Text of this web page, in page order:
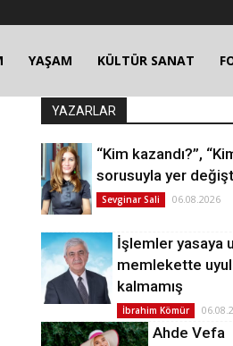
YAŞAM KÜLTÜR SANAT
YAZARLAR
“Kim kazandı?”,
sorusuyla yer
Sevginar Sali 06.08.2026
İşlemler yasaya
memlekette
kalmamış
İbrahim Kömür
Ahde Vefa